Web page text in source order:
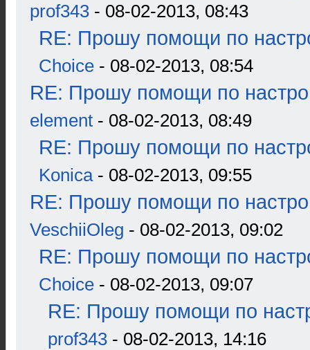
prof343 - 08-02-2013, 08:43
RE: Прошу помощи по
Choice - 08-02-2013, 08:54
RE: Прошу помощи по
element - 08-02-2013, 08:49
RE: Прошу помощи по
Konica- 08-02-2013, 09:55
RE: Прошу помощи по
VeschiiOleg - 08-02-2013, 09:02
RE: Прошу помощи по
Choice - 08-02-2013, 09:07
RE: Прошу помощи по
prof343 - 08-02-2013, 14:16